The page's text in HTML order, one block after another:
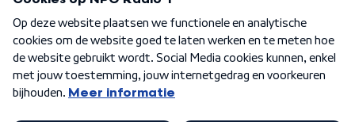
Algemene voorwaarden